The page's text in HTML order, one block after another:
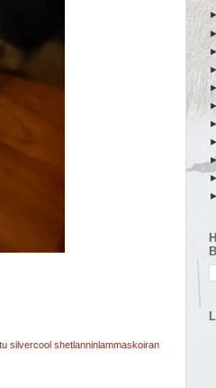
silvercool shetlanninlammaskoiran